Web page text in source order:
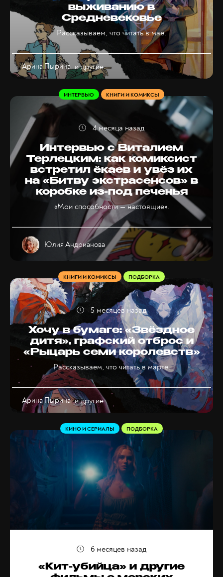
выживанию в
Средневековье
Рассказываем, что читать в мае.
Арина Пыринаи другие
Интервью с Виталием
Терлецким: как комиксист
встретил ёкаев и увёз их
на «Битву экстрасенсов» в
коробке из-под печенья
«Мои способности — настоящие».
ИНТЕРВЬЮ КНИГИ И КОМИКСЫ
Юлия Андрианова
4 месяца назад
Хочу в бумаге: «Звёздное
дитя», графский отброс и
«Рыцарь семи королевств»
Рассказываем, что читать в марте.
КНИГИ И КОМИКСЫ ПОДБОРКА
Арина Пыринаи другие
5 месяцев назад
«Кит-убийца» и другие
КИНО И СЕРИАЛЫ ПОДБОРКА
6 месяцев назад